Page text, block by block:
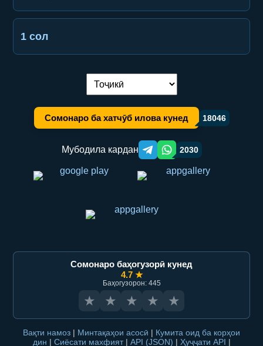
1 сол
Иваз кардани забон:
Сомонаро ба хатчӯб илова кунед 18046
Мубодила кардан Telegram orqali ulashish
WhatsApp orqali ulashish
2030
Сомонаро баҳогузорӣ кунед
4.7 ★
Баҳогузорон: 445
★ ★ ★ ★ ★
Вақти намоз | Минтақаҳои асосӣ | Кумита оид ба корҳои
дин | Сиёсати махфият | API (JSON) | Ҳуҷҷати API |